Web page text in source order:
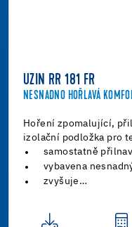
UZIN RR 181 FR
NESNADNO HOŘLAVÁ
Hoření zpomalující,
izolační podložka pro
samostatně
vybavena
zvyšuje…